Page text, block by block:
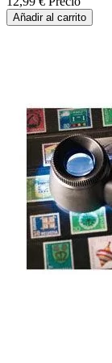
Añadir al carrito